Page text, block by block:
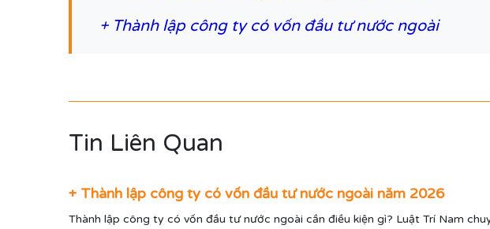
+ Thành lập công ty có vốn đầu tư nước ngoài
Tin Liên Quan
+ Thành lập công ty có vốn đầu tư nước ngoài năm 2026
Thành lập công ty có vốn đầu tư nước ngoài cần điều kiện gì? Luật Trí Nam